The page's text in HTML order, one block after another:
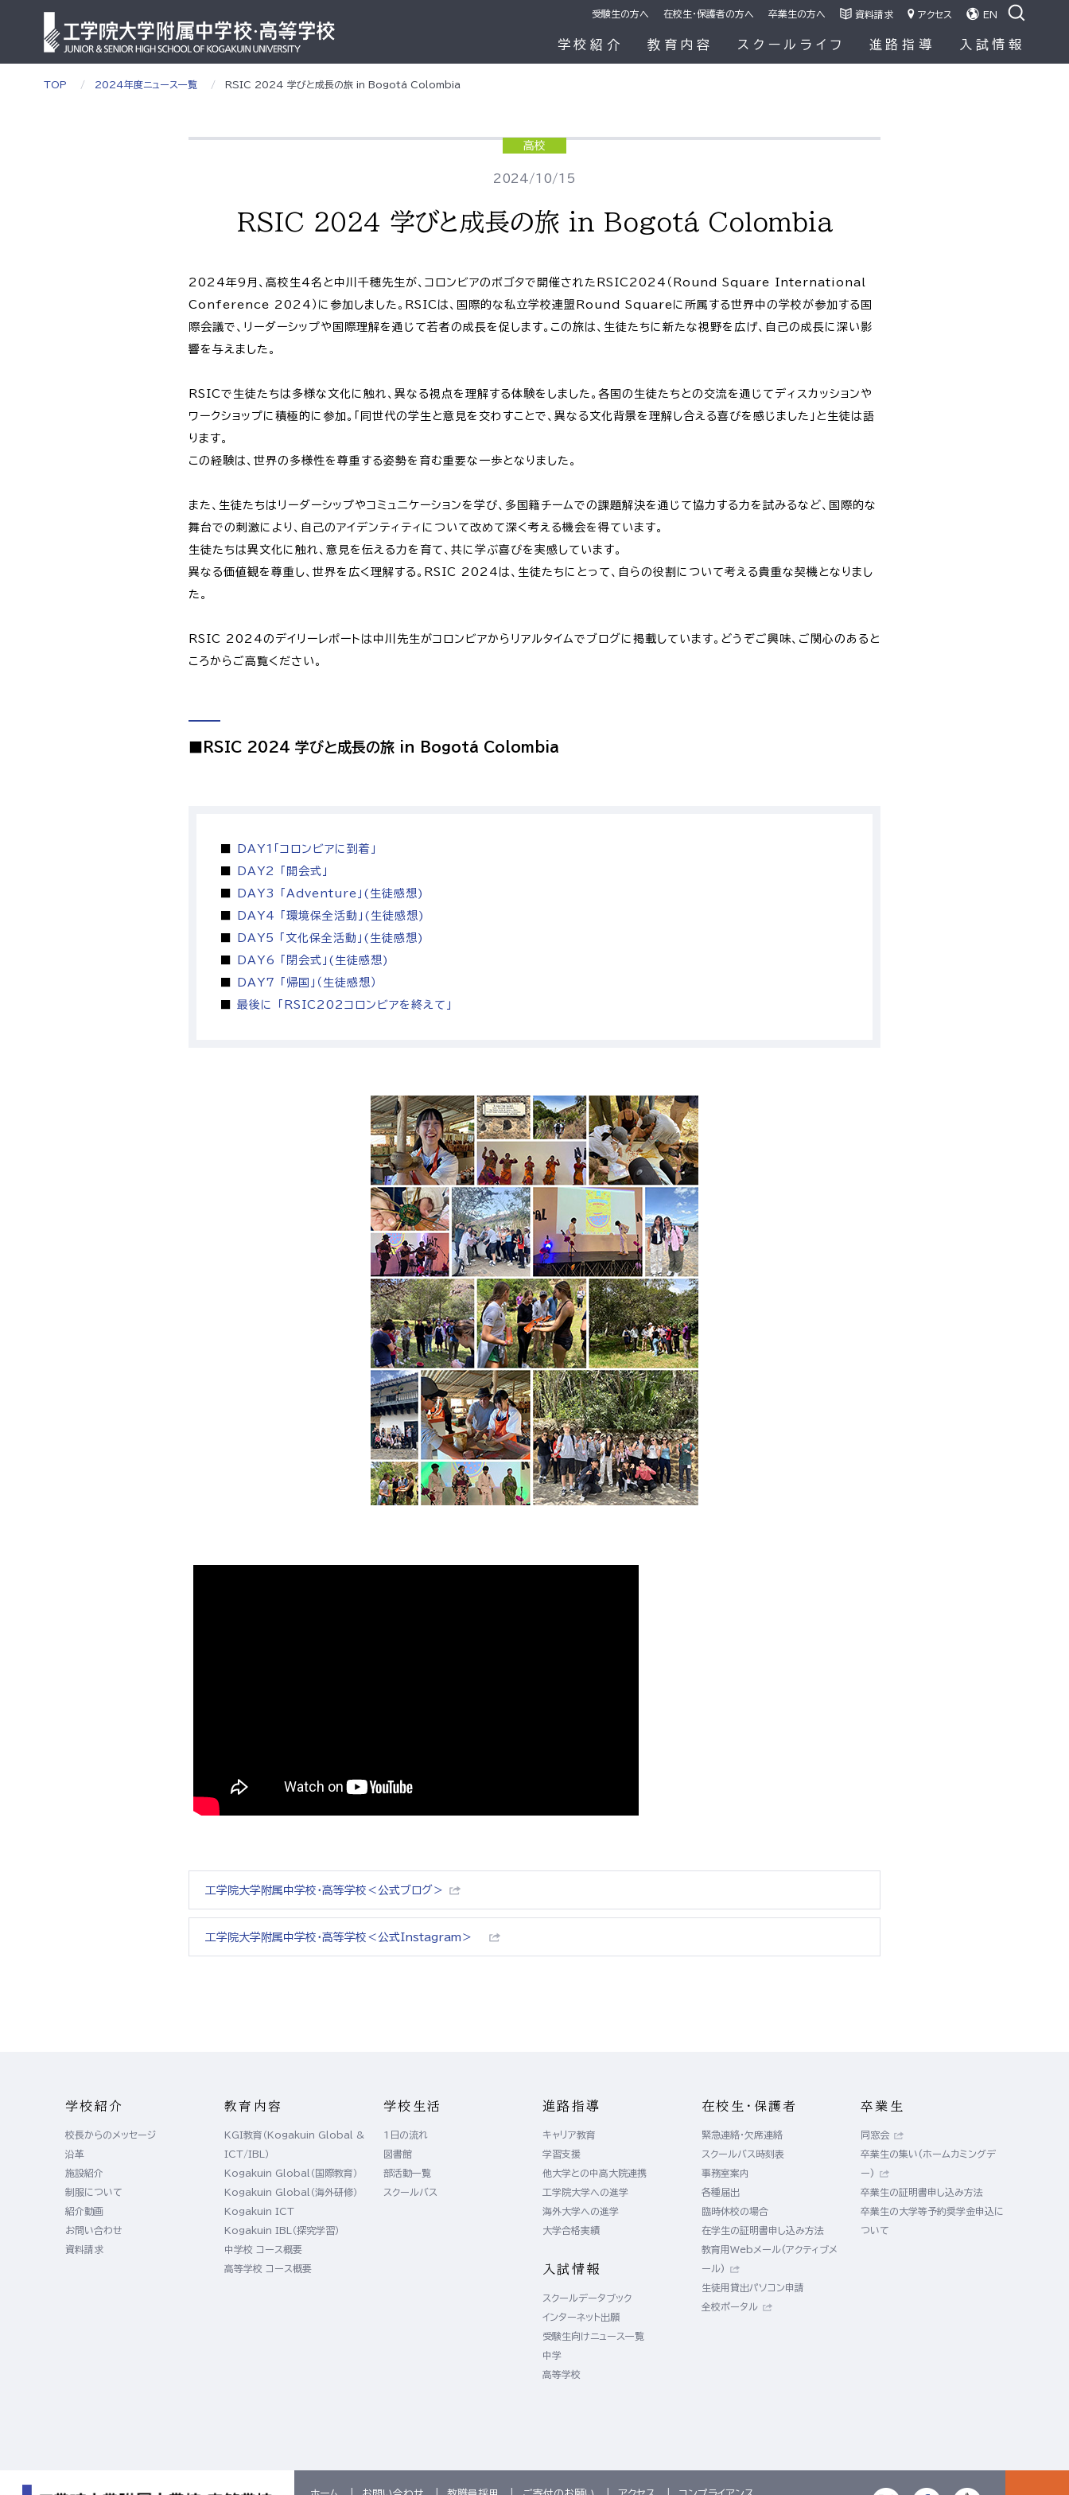
学校紹介 教育内容 スクールライフ 進路指導 入試情報
受験生の方へ 在校生・保護者の方へ 卒業生の方へ 資料請求 アクセス EN
TOP 2024年度ニュース一覧 RSIC 2024 学びと成長の旅 in Bogotá Colombia
高校
2024/10/15
RSIC 2024 学びと成長の旅 in Bogotá Colombia
2024年9月、高校生4名と中川千穂先生が、コロンビアのボゴタで開催されたRSIC2024（Round Square International
Conference 2024）に参加しました。RSICは、国際的な私立学校連盟Round Squareに所属する世界中の学校が参加する国
際会議で、リーダーシップや国際理解を通じて若者の成長を促します。この旅は、生徒たちに新たな視野を広げ、自己の成長に深い影
響を与えました。
RSICで生徒たちは多様な文化に触れ、異なる視点を理解する体験をしました。各国の生徒たちとの交流を通じてディスカッションや
ワークショップに積極的に参加。「同世代の学生と意見を交わすことで、異なる文化背景を理解し合える喜びを感じました」と生徒は語
ります。
この経験は、世界の多様性を尊重する姿勢を育む重要な一歩となりました。
また、生徒たちはリーダーシップやコミュニケーションを学び、多国籍チームでの課題解決を通じて協力する力を試みるなど、国際的な
舞台での刺激により、自己のアイデンティティについて改めて深く考える機会を得ています。
生徒たちは異文化に触れ、意見を伝える力を育て、共に学ぶ喜びを実感しています。
異なる価値観を尊重し、世界を広く理解する。RSIC 2024は、生徒たちにとって、自らの役割について考える貴重な契機となりまし
た。
RSIC 2024のデイリーレポートは中川先生がコロンビアからリアルタイムでブログに掲載しています。どうぞご興味、ご関心のあると
ころからご高覧ください。
■RSIC 2024 学びと成長の旅 in Bogotá Colombia
DAY1「コロンビアに到着」
DAY2 「開会式」
DAY3 「Adventure」(生徒感想)
DAY4 「環境保全活動」(生徒感想)
DAY5 「文化保全活動」(生徒感想)
DAY6 「閉会式」(生徒感想)
DAY7 「帰国」（生徒感想）
最後に 「RSIC202コロンビアを終えて」
工学院大学附属中学校・高等学校＜公式ブログ＞
工学院大学附属中学校・高等学校＜公式Instagram＞
学校紹介
校長からのメッセージ
沿革
施設紹介
制服について
紹介動画
お問い合わせ
資料請求
教育内容
KGI教育（Kogakuin Global &
ICT/IBL）
Kogakuin Global（国際教育）
Kogakuin Global（海外研修）
Kogakuin ICT
Kogakuin IBL（探究学習）
中学校 コース概要
高等学校 コース概要
学校生活
1日の流れ
図書館
部活動一覧
スクールバス
進路指導
キャリア教育
学習支援
他大学との中高大院連携
工学院大学への進学
海外大学への進学
大学合格実績
入試情報
スクールデータブック
インターネット出願
受験生向けニュース一覧
中学
高等学校
在校生・保護者
緊急連絡・欠席連絡
スクールバス時刻表
事務室案内
各種届出
臨時休校の場合
在学生の証明書申し込み方法
教育用Webメール(アクティブメ
ール)
生徒用貸出パソコン申請
全校ポータル
卒業生
同窓会
卒業生の集い(ホームカミングデ
ー)
卒業生の証明書申し込み方法
卒業生の大学等予約奨学金申込に
ついて